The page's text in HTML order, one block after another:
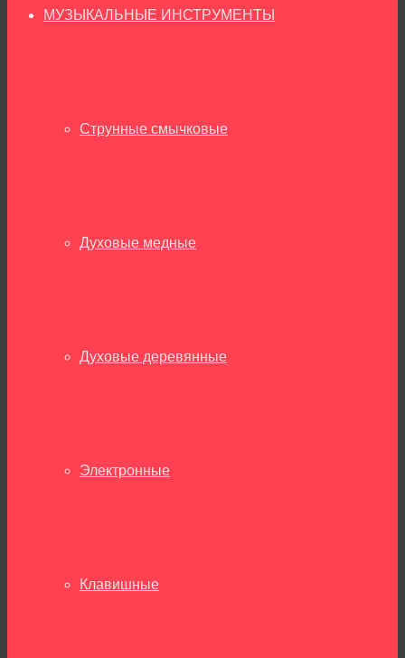
МУЗЫКАЛЬНЫЕ ИНСТРУМЕНТЫ
Струнные смычковые
Духовые медные
Духовые деревянные
Электронные
Клавишные